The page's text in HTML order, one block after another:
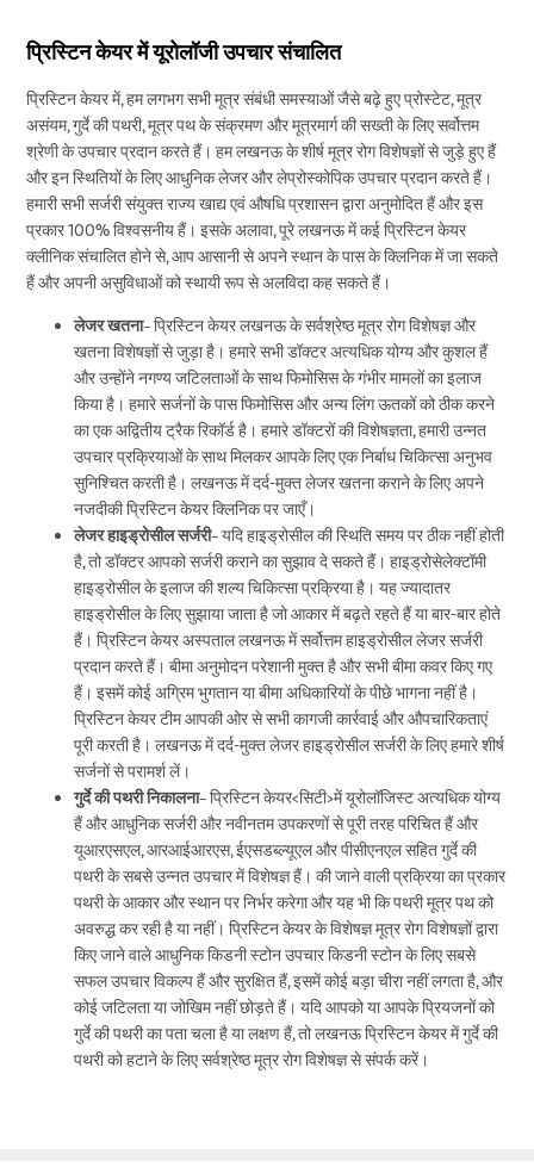
प्रिस्टिन केयर में यूरोलॉजी उपचार संचालित
प्रिस्टिन केयर में, हम लगभग सभी मूत्र संबंधी समस्याओं जैसे बढ़े हुए प्रोस्टेट, मूत्र
असंयम, गुर्दे की पथरी, मूत्र पथ के संक्रमण और मूत्रमार्ग की सख्ती के लिए सर्वोत्तम
श्रेणी के उपचार प्रदान करते हैं। हम लखनऊ के शीर्ष मूत्र रोग विशेषज्ञों से जुड़े हुए हैं
और इन स्थितियों के लिए आधुनिक लेजर और लेप्रोस्कोपिक उपचार प्रदान करते हैं।
हमारी सभी सर्जरी संयुक्त राज्य खाद्य एवं औषधि प्रशासन द्वारा अनुमोदित हैं और इस
प्रकार 100% विश्वसनीय हैं। इसके अलावा, पूरे लखनऊ में कई प्रिस्टिन केयर
क्लीनिक संचालित होने से, आप आसानी से अपने स्थान के पास के क्लिनिक में जा सकते
हैं और अपनी असुविधाओं को स्थायी रूप से अलविदा कह सकते हैं।
लेजर खतना– प्रिस्टिन केयर लखनऊ के सर्वश्रेष्ठ मूत्र रोग विशेषज्ञ और
खतना विशेषज्ञों से जुड़ा है। हमारे सभी डॉक्टर अत्यधिक योग्य और कुशल हैं
और उन्होंने नगण्य जटिलताओं के साथ फिमोसिस के गंभीर मामलों का इलाज
किया है। हमारे सर्जनों के पास फिमोसिस और अन्य लिंग ऊतकों को ठीक करने
का एक अद्वितीय ट्रैक रिकॉर्ड है। हमारे डॉक्टरों की विशेषज्ञता, हमारी उन्नत
उपचार प्रक्रियाओं के साथ मिलकर आपके लिए एक निर्बाध चिकित्सा अनुभव
सुनिश्चित करती है। लखनऊ में दर्द-मुक्त लेजर खतना कराने के लिए अपने
नजदीकी प्रिस्टिन केयर क्लिनिक पर जाएँ।
लेजर हाइड्रोसील सर्जरी– यदि हाइड्रोसील की स्थिति समय पर ठीक नहीं होती
है, तो डॉक्टर आपको सर्जरी कराने का सुझाव दे सकते हैं। हाइड्रोसेलेक्टॉमी
हाइड्रोसील के इलाज की शल्य चिकित्सा प्रक्रिया है। यह ज्यादातर
हाइड्रोसील के लिए सुझाया जाता है जो आकार में बढ़ते रहते हैं या बार-बार होते
हैं। प्रिस्टिन केयर अस्पताल लखनऊ में सर्वोत्तम हाइड्रोसील लेजर सर्जरी
प्रदान करते हैं। बीमा अनुमोदन परेशानी मुक्त है और सभी बीमा कवर किए गए
हैं। इसमें कोई अग्रिम भुगतान या बीमा अधिकारियों के पीछे भागना नहीं है।
प्रिस्टिन केयर टीम आपकी ओर से सभी कागजी कार्रवाई और औपचारिकताएं
पूरी करती है। लखनऊ में दर्द-मुक्त लेजर हाइड्रोसील सर्जरी के लिए हमारे शीर्ष
सर्जनों से परामर्श लें।
गुर्दे की पथरी निकालना– प्रिस्टिन केयर<सिटी>में यूरोलॉजिस्ट अत्यधिक योग्य
हैं और आधुनिक सर्जरी और नवीनतम उपकरणों से पूरी तरह परिचित हैं और
यूआरएसएल, आरआईआरएस, ईएसडब्ल्यूएल और पीसीएनएल सहित गुर्दे की
पथरी के सबसे उन्नत उपचार में विशेषज्ञ हैं। की जाने वाली प्रक्रिया का प्रकार
पथरी के आकार और स्थान पर निर्भर करेगा और यह भी कि पथरी मूत्र पथ को
अवरुद्ध कर रही है या नहीं। प्रिस्टिन केयर के विशेषज्ञ मूत्र रोग विशेषज्ञों द्वारा
किए जाने वाले आधुनिक किडनी स्टोन उपचार किडनी स्टोन के लिए सबसे
सफल उपचार विकल्प हैं और सुरक्षित हैं, इसमें कोई बड़ा चीरा नहीं लगता है, और
कोई जटिलता या जोखिम नहीं छोड़ते हैं। यदि आपको या आपके प्रियजनों को
गुर्दे की पथरी का पता चला है या लक्षण हैं, तो लखनऊ प्रिस्टिन केयर में गुर्दे की
पथरी को हटाने के लिए सर्वश्रेष्ठ मूत्र रोग विशेषज्ञ से संपर्क करें।